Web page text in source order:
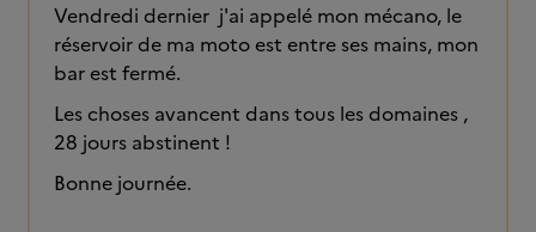
Vendredi dernier j'ai appelé mon mécano, le
réservoir de ma moto est entre ses mains, mon
bar est fermé.
Les choses avancent dans tous les domaines ,
28 jours abstinent !
Bonne journée.